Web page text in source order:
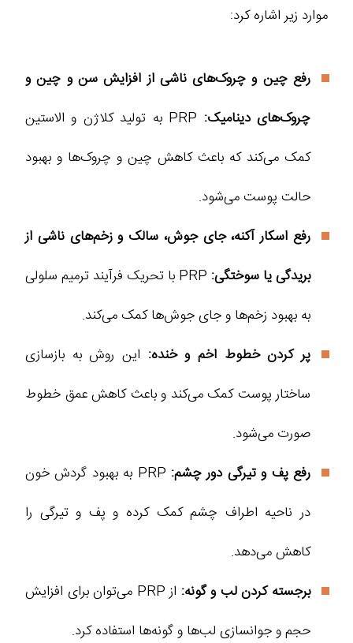
موارد زیر اشاره کرد:
رفع چین و چروک‌های ناشی از افزایش سن و چین و
چروک‌های دینامیک:
PRP به تولید کلاژن و الاستین
کمک می‌کند که باعث کاهش چین و چروک‌ها و بهبود
حالت پوست می‌شود.
رفع اسکار آکنه، جای جوش، سالک و زخم‌های ناشی از
بریدگی یا سوختگی:
PRP با تحریک فرآیند ترمیم سلولی
به بهبود زخم‌ها و جای جوش‌ها کمک می‌کند.
پر کردن خطوط اخم و خنده: این روش به بازسازی
ساختار پوست کمک می‌کند و باعث کاهش عمق خطوط
صورت می‌شود.
رفع پف و تیرگی دور چشم:
PRP به بهبود گردش خون
در ناحیه اطراف چشم کمک کرده و پف و تیرگی را
کاهش می‌دهد.
برجسته کردن لب و گونه:
از PRP می‌توان برای افزایش
حجم و جوانسازی لب‌ها و گونه‌ها استفاده کرد.